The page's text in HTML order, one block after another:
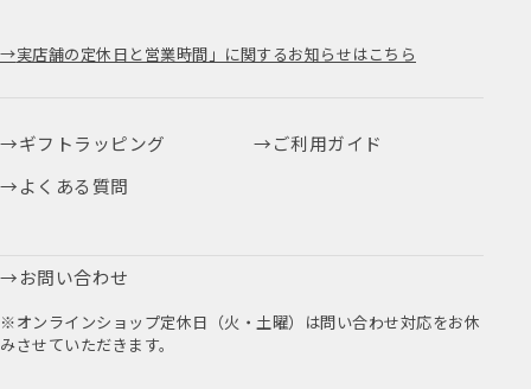
実店舗の定休日と営業時間」に関するお知らせはこちら
ギフトラッピング
ご利用ガイド
よくある質問
お問い合わせ
※オンラインショップ定休日（火・土曜）は問い合わせ対応をお休
みさせていただきます。